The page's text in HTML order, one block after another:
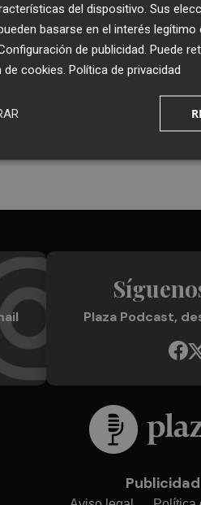
Recibe toda la
Plaza
Plaza Podcast,
Publicidad
del dispositivo. Sus
basarse en el interés
de publicidad . Puede
de cookies Política de privacidad